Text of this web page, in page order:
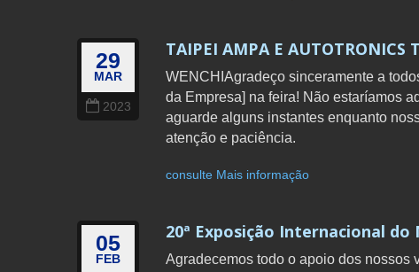
29
MAR
2023
TAIPEI AMPA E AUTOTRONICS
WENCHIAgradeço sinceramente a
da Empresa] na feira! Não estaríamos
aguarde alguns instantes enquanto
atenção e paciência.
consulte Mais informação
05
FEB
20ª Exposição Internacional
Agradecemos todo o apoio dos nossos